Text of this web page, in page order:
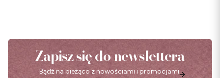
Zapisz się do newslettera
Bądź na bieżąco z nowościami i promocjami.